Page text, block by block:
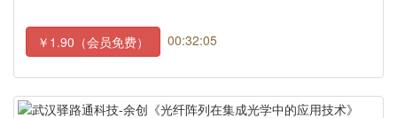
￥1.90（会员免费） 00:32:05